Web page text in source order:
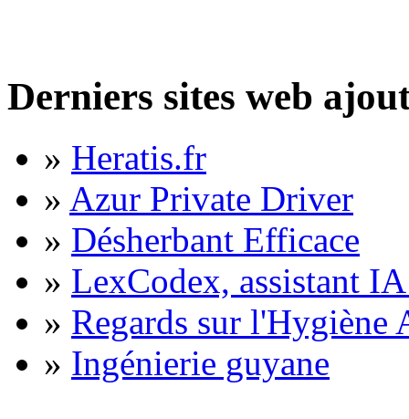
Derniers sites web
» Heratis.fr
» Azur Private Driver
» Désherbant Efficace
» LexCodex, assistant
» Regards sur l'Hygiène
» Ingénierie guyane